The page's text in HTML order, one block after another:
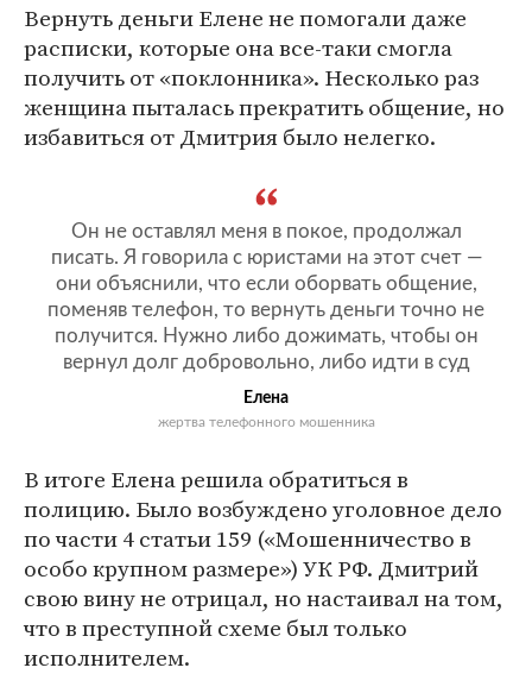
Вернуть деньги Елене не помогали даже
расписки, которые она все-таки смогла
получить от «поклонника». Несколько раз
женщина пыталась прекратить общение, но
избавиться от Дмитрия было нелегко.
Он не оставлял меня в покое, продолжал
писать. Я говорила с юристами на этот счет —
они объяснили, что если оборвать общение,
поменяв телефон, то вернуть деньги точно не
получится. Нужно либо дожимать, чтобы он
вернул долг добровольно, либо идти в суд
Елена
жертва телефонного мошенника
В итоге Елена решила обратиться в
полицию. Было возбуждено уголовное дело
по части 4 статьи 159 («Мошенничество в
особо крупном размере») УК РФ. Дмитрий
свою вину не отрицал, но настаивал на том,
что в преступной схеме был только
исполнителем.